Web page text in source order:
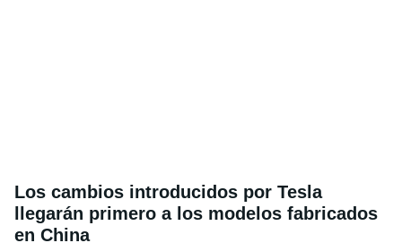
Los cambios introducidos por Tesla
llegarán primero a los modelos fabricados
en China